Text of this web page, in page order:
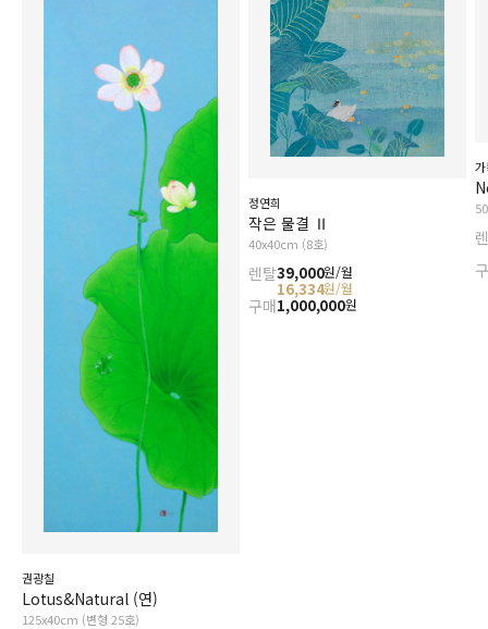
권광칠
Lotus&Natural (연)
125x40cm (변형 25호)
정연희
작은 물결 Ⅱ
40x40cm (8호)
렌탈39,000원/월
16,334원/월
구매1,000,000원